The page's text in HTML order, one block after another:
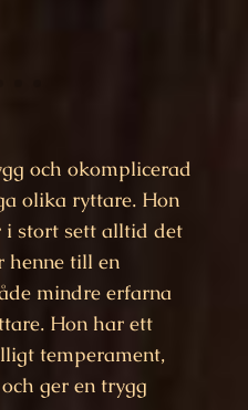
och okomplicerad
olika ryttare. Hon
stort sett alltid det
henne till en
mindre erfarna
Hon har ett
temperament,
ger en trygg